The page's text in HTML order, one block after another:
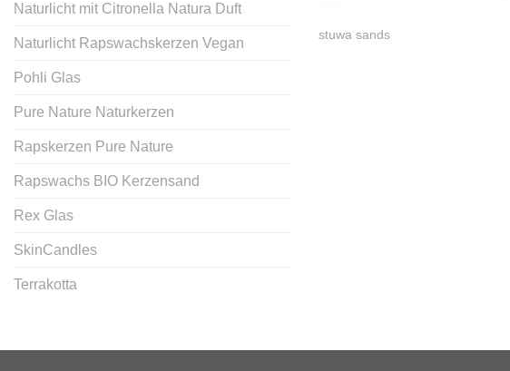
Naturlicht mit Citronella Natura Duft
Naturlicht Rapswachskerzen Vegan
Pohli Glas
Pure Nature Naturkerzen
Rapskerzen Pure Nature
Rapswachs BIO Kerzensand
Rex Glas
SkinCandles
Terrakotta
stuwa sands